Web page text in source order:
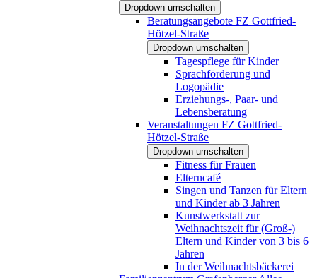
Dropdown umschalten
Beratungsangebote FZ Gottfried-
Hötzel-Straße
Dropdown umschalten
Tagespflege für Kinder
Sprachförderung und
Logopädie
Erziehungs-, Paar- und
Lebensberatung
Veranstaltungen FZ Gottfried-
Hötzel-Straße
Dropdown umschalten
Fitness für Frauen
Elterncafé
Singen und Tanzen für Eltern
und Kinder ab 3 Jahren
Kunstwerkstatt zur
Weihnachtszeit für (Groß-)
Eltern und Kinder von 3 bis 6
Jahren
In der Weihnachtsbäckerei